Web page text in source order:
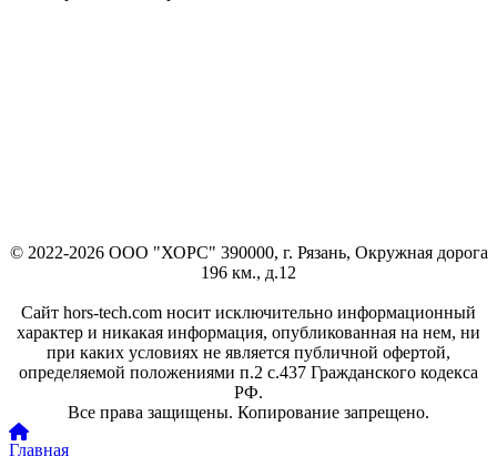
© 2022-2026 ООО "ХОРС" 390000, г. Рязань, Окружная дорога
196 км., д.12
Сайт hors-tech.com носит исключительно информационный
характер и никакая информация, опубликованная на нем, ни
при каких условиях не является публичной офертой,
определяемой положениями п.2 с.437 Гражданского кодекса
РФ.
Все права защищены. Копирование запрещено.
Главная